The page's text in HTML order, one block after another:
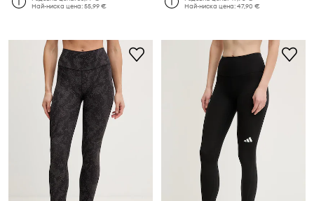
Най-ниска цена:55,99 €
Най-ниска цена:47,90 €